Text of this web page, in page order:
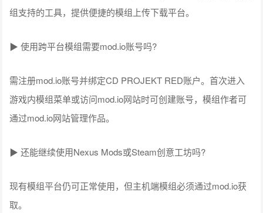
组支持的工具，提供便捷的模组上传下载平台。
▶ 使用跨平台模组需要mod.io账号吗?
需注册mod.io账号并绑定CD PROJEKT RED账户。首次进入
游戏内模组菜单或访问mod.io网站时可创建账号，模组作者可
通过mod.io网站管理作品。
▶ 还能继续使用Nexus Mods或Steam创意工坊吗?
现有模组平台仍可正常使用，但主机端模组必须通过mod.io获
取。